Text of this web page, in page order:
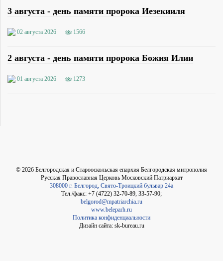
3 августа - день памяти пророка Иезекииля
02 августа 2026 1566
2 августа - день памяти пророка Божия Илии
01 августа 2026 1273
© 2026 Белгородская и Старооскольская епархия Белгородская митрополия
Русская Православная Церковь Московский Патриархат
308000 г. Белгород, Свято-Троицкий бульвар 24а
Тел./факс: +7 (4722) 32-70-89, 33-57-90;
belgorod@mpatriarchia.ru
www.beleparh.ru
Политика конфиденциальности
Дизайн сайта: sk-bureau.ru